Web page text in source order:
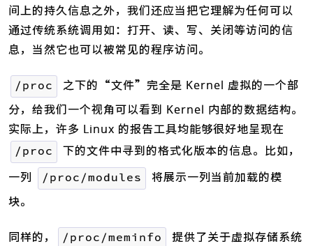
间上的持久信息之外，我们还应当把它理解为任何可以
通过传统系统调用如：打开、读、写、关闭等访问的信
息，当然它也可以被常见的程序访问。
/proc
之下的“文件”完全是 Kernel 虚拟的一个部
分，给我们一个视角可以看到 Kernel 内部的数据结构。
实际上，许多 Linux 的报告工具均能够很好地呈现在
/proc
下的文件中寻到的格式化版本的信息。比如，
一列
/proc/modules
将展示一列当前加载的模
块。
同样的， /proc/meminfo
提供了关于虚拟存储系统